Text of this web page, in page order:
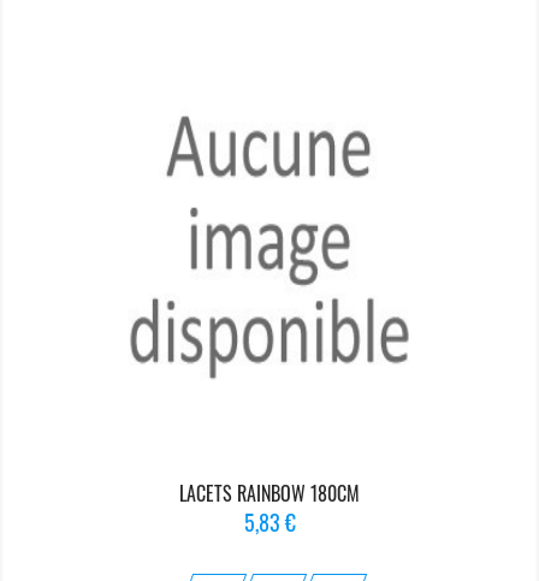
LACETS RAINBOW 180CM
Prix
5,83 €